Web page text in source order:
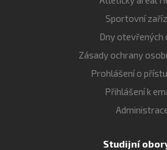
Sportovní
Dny otevřených
Zásady ochrany
Prohlášení o
Přihlášení k
Studijní